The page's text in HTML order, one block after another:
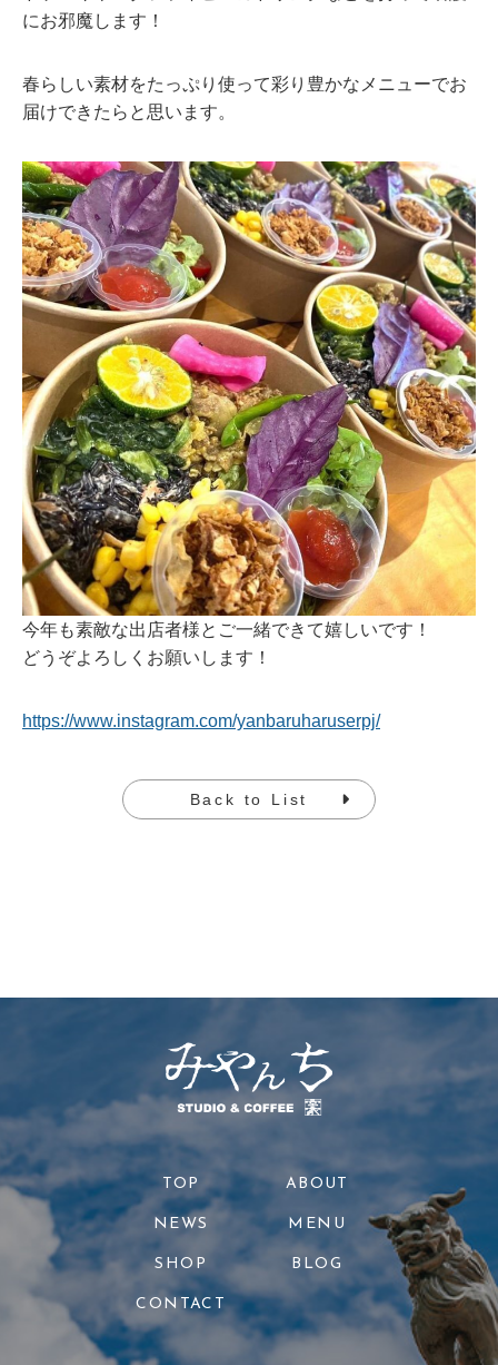
にお邪魔します！
春らしい素材をたっぷり使って彩り豊かなメニューでお
届けできたらと思います。
今年も素敵な出店者様とご一緒できて嬉しいです！
どうぞよろしくお願いします！
https://www.instagram.com/yanbaruharuserpj/
Back to List
TOP ABOUT
NEWS MENU
SHOP BLOG
CONTACT